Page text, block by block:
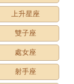
上升星座
雙子座
處女座
射手座